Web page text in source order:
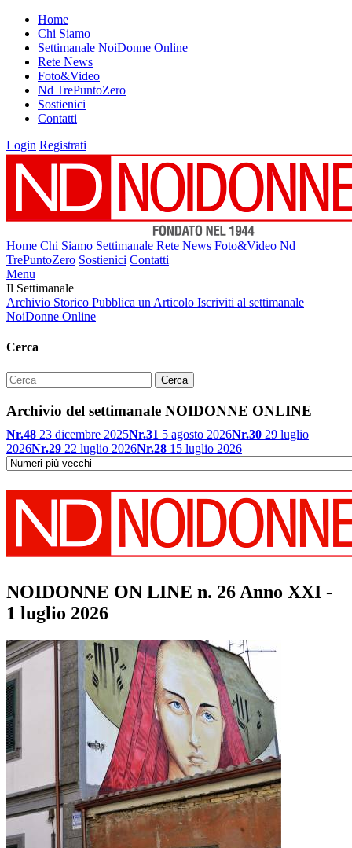
Home
Chi Siamo
Settimanale NoiDonne Online
Rete News
Foto&Video
Nd TrePuntoZero
Sostienici
Contatti
Login Registrati
Home Chi Siamo Settimanale Rete News Foto&Video Nd
TrePuntoZero Sostienici Contatti
Menu
Il Settimanale
Archivio Storico Pubblica un Articolo Iscriviti al settimanale
NoiDonne Online
Cerca
Archivio del settimanale NOIDONNE ONLINE
Nr.48 23 dicembre 2025Nr.31 5 agosto 2026Nr.30 29 luglio
2026Nr.29 22 luglio 2026Nr.28 15 luglio 2026
NOIDONNE ON LINE n. 26 Anno XXI -
1 luglio 2026